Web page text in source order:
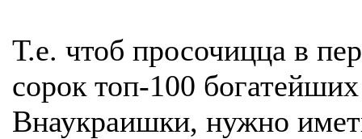
Т.е. чтоб просочицца в
сорок топ-100
Внаукраишки, нужно